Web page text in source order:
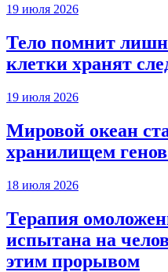
19 июля 2026
Тело помнит
клетки хранят
19 июля 2026
Мировой океан
хранилищем
18 июля 2026
Терапия
испытана на
этим прорывом